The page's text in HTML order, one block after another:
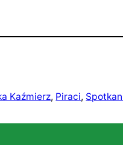
Kaźmierz, Piraci,